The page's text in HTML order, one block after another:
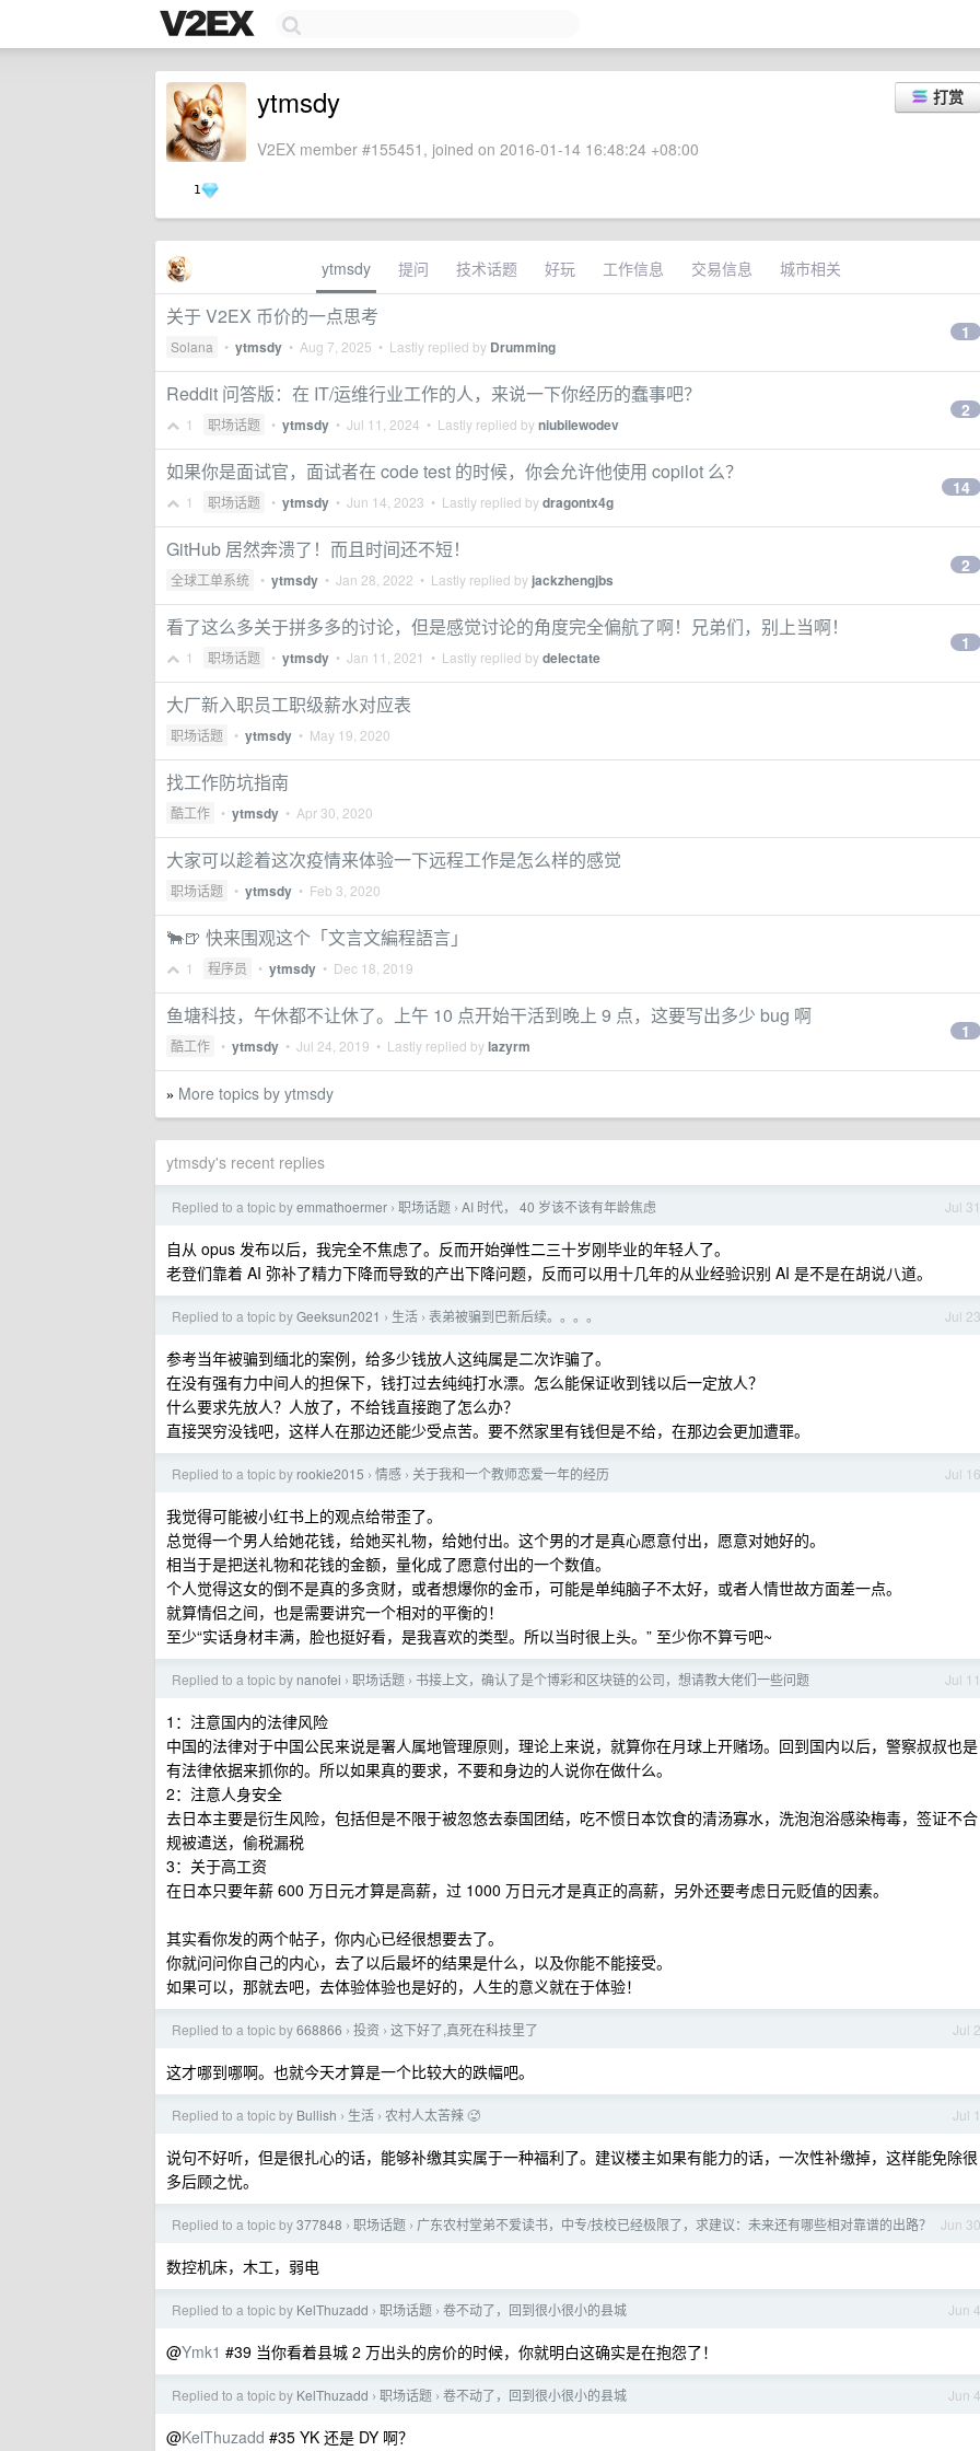
1
打赏
ytmsdy
V2EX member #155451, joined on 2016-01-14 16:48:24 +08:00
ytmsdy 提问 技术话题 好玩 工作信息 交易信息 城市相关
关于 V2EX 币价的一点思考
Solana • ytmsdy • Aug 7, 2025 • Lastly replied by Drumming
1
Reddit 问答版：在 IT/运维行业工作的人，来说一下你经历的蠢事吧？
1 职场话题 • ytmsdy • Jul 11, 2024 • Lastly replied byniubilewodev
2
如果你是面试官，面试者在 code test 的时候，你会允许他使用 copilot 么？
1 职场话题 • ytmsdy • Jun 14, 2023 • Lastly replied bydragontx4g
14
GitHub 居然奔溃了！而且时间还不短！
全球工单系统 • ytmsdy • Jan 28, 2022 • Lastly replied by jackzhengjbs
2
看了这么多关于拼多多的讨论，但是感觉讨论的角度完全偏航了啊！兄弟们，别上当啊！
1 职场话题 • ytmsdy • Jan 11, 2021 • Lastly replied bydelectate
1
大厂新入职员工职级薪水对应表
职场话题 • ytmsdy • May 19, 2020
找工作防坑指南
酷工作 • ytmsdy • Apr 30, 2020
大家可以趁着这次疫情来体验一下远程工作是怎么样的感觉
职场话题 • ytmsdy • Feb 3, 2020
🐂🍺 快来围观这个「文言文編程語言」
1 程序员 • ytmsdy • Dec 18, 2019
鱼塘科技，午休都不让休了。上午 10 点开始干活到晚上 9 点，这要写出多少 bug 啊
酷工作 • ytmsdy • Jul 24, 2019 • Lastly replied bylazyrm
1
» More topics by ytmsdy
ytmsdy's recent replies
Jul 31
Replied to a topic byemmathoermer › 职场话题 › AI 时代， 40 岁该不该有年龄焦虑
自从 opus 发布以后，我完全不焦虑了。反而开始弹性二三十岁刚毕业的年轻人了。
老登们靠着 AI 弥补了精力下降而导致的产出下降问题，反而可以用十几年的从业经验识别 AI 是不是在胡说八道。
Jul 23
Replied to a topic byGeeksun2021 › 生活 › 表弟被骗到巴新后续。。。。
参考当年被骗到缅北的案例，给多少钱放人这纯属是二次诈骗了。
在没有强有力中间人的担保下，钱打过去纯纯打水漂。怎么能保证收到钱以后一定放人？
什么要求先放人？人放了，不给钱直接跑了怎么办？
直接哭穷没钱吧，这样人在那边还能少受点苦。要不然家里有钱但是不给，在那边会更加遭罪。
Jul 16
Replied to a topic by rookie2015 › 情感 › 关于我和一个教师恋爱一年的经历
我觉得可能被小红书上的观点给带歪了。
总觉得一个男人给她花钱，给她买礼物，给她付出。这个男的才是真心愿意付出，愿意对她好的。
相当于是把送礼物和花钱的金额，量化成了愿意付出的一个数值。
个人觉得这女的倒不是真的多贪财，或者想爆你的金币，可能是单纯脑子不太好，或者人情世故方面差一点。
就算情侣之间，也是需要讲究一个相对的平衡的！
至少“实话身材丰满，脸也挺好看，是我喜欢的类型。所以当时很上头。” 至少你不算亏吧~
Jul 11
Replied to a topic by nanofei › 职场话题 › 书接上文，确认了是个博彩和区块链的公司，想请教大佬们一些问题
1：注意国内的法律风险
中国的法律对于中国公民来说是署人属地管理原则，理论上来说，就算你在月球上开赌场。回到国内以后，警察叔叔也是
有法律依据来抓你的。所以如果真的要求，不要和身边的人说你在做什么。
2：注意人身安全
去日本主要是衍生风险，包括但是不限于被忽悠去泰国团结，吃不惯日本饮食的清汤寡水，洗泡泡浴感染梅毒，签证不合
规被遣送，偷税漏税
3：关于高工资
在日本只要年薪 600 万日元才算是高薪，过 1000 万日元才是真正的高薪，另外还要考虑日元贬值的因素。
其实看你发的两个帖子，你内心已经很想要去了。
你就问问你自己的内心，去了以后最坏的结果是什么，以及你能不能接受。
如果可以，那就去吧，去体验体验也是好的，人生的意义就在于体验！
Jul 2
Replied to a topic by668866 › 投资 › 这下好了,真死在科技里了
这才哪到哪啊。也就今天才算是一个比较大的跌幅吧。
Jul 1
Replied to a topic by Bullish › 生活 › 农村人太苦辣 🥵
说句不好听，但是很扎心的话，能够补缴其实属于一种福利了。建议楼主如果有能力的话，一次性补缴掉，这样能免除很
多后顾之忧。
Jun 30
Replied to a topic by377848 › 职场话题 › 广东农村堂弟不爱读书，中专/技校已经极限了，求建议：未来还有哪些相对靠谱的出路？
数控机床，木工，弱电
Jun 4
Replied to a topic by KelThuzadd › 职场话题 › 卷不动了，回到很小很小的县城
@Ymk1 #39 当你看着县城 2 万出头的房价的时候，你就明白这确实是在抱怨了！
Jun 4
Replied to a topic by KelThuzadd › 职场话题 › 卷不动了，回到很小很小的县城
@KelThuzadd #35 YK 还是 DY 啊？